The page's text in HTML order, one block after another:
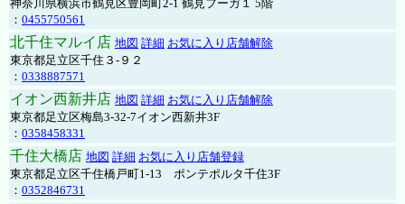
神奈川県横浜市鶴見区豊岡町2-1 鶴見フーガ１ 5階
： 0455750561
北千住マルイ店 地図 詳細 お気に入り店舗解除
東京都足立区千住３-９２
： 0338887571
イオン西新井店 地図 詳細 お気に入り店舗解除
東京都足立区梅島3-32-7イオン西新井3F
： 0358458331
千住大橋店 地図 詳細 お気に入り店舗登録
東京都足立区千住橋戸町1-13 ポンテポルタ千住3F
： 0352846731